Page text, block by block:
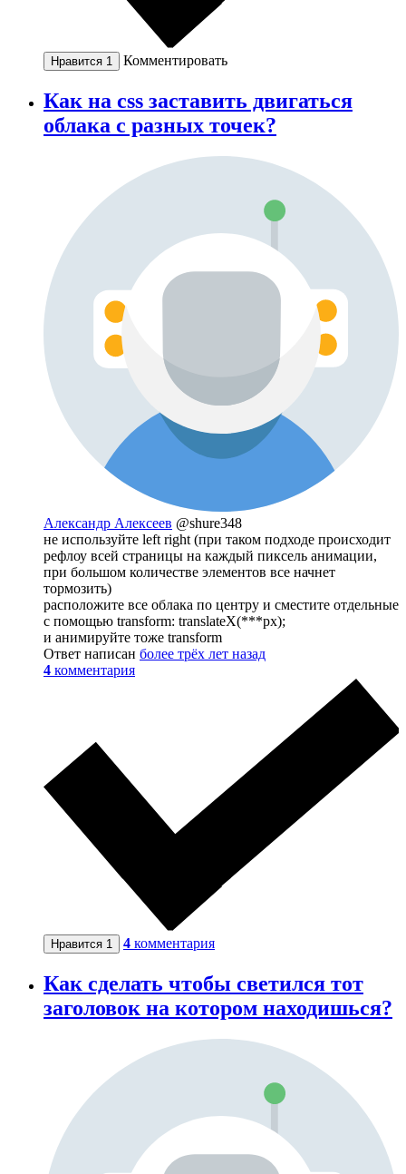
Нравится 1 Комментировать
Как на css заставить двигаться
облака с разных точек?
Александр Алексеев @shure348
не используйте left right (при таком подходе происходит
рефлоу всей страницы на каждый пиксель анимации,
при большом количестве элементов все начнет
тормозить)
расположите все облака по центру и сместите отдельные
с помощью transform: translateX(***px);
и анимируйте тоже transform
Ответ написан более трёх лет назад
4 комментария
Нравится 1 4 комментария
Как сделать чтобы светился тот
заголовок на котором находишься?